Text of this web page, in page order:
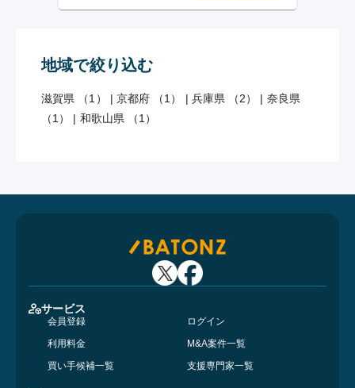
地域で絞り込む
滋賀県 （1） | 京都府 （1） | 兵庫県 （2） | 奈良県
（1）
| 和歌山県 （1）
サービス
会員登録
ログイン
利用料金
M&A案件一覧
買い手候補一覧
支援専門家一覧